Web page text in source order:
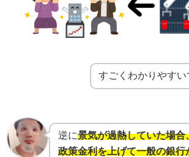
すごくわかりやすい
逆に景気が過熱していた場合
政策金利を上げて一般の銀行